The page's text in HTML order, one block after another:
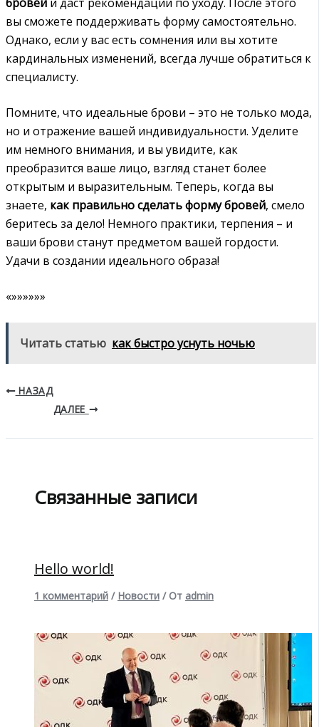
вы сможете поддерживать форму самостоятельно.
Однако, если у вас есть сомнения или вы хотите
кардинальных изменений, всегда лучше обратиться к
специалисту.
Помните, что идеальные брови – это не только мода,
но и отражение вашей индивидуальности. Уделите
им немного внимания, и вы увидите, как
преобразится ваше лицо, взгляд станет более
открытым и выразительным. Теперь, когда вы
знаете, как правильно сделать форму бровей, смело
беритесь за дело! Немного практики, терпения – и
ваши брови станут предметом вашей гордости.
Удачи в создании идеального образа!
«»»»»»»
Читать статью как быстро уснуть ночью
НАЗАД
ДАЛЕЕ
Связанные записи
Hello world!
1 комментарий / Новости / От admin